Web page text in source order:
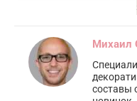
Михаил
составы